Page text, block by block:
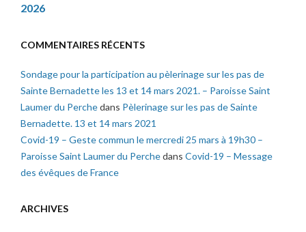
2026
COMMENTAIRES RÉCENTS
Sondage pour la participation au pèlerinage sur les pas de
Sainte Bernadette les 13 et 14 mars 2021. – Paroisse Saint
Laumer du Perchedans Pèlerinage sur les pas de Sainte
Bernadette. 13 et 14 mars 2021
Covid-19 – Geste commun le mercredi 25 mars à 19h30 –
Paroisse Saint Laumer du Perchedans Covid-19 – Message
des évêques de France
ARCHIVES